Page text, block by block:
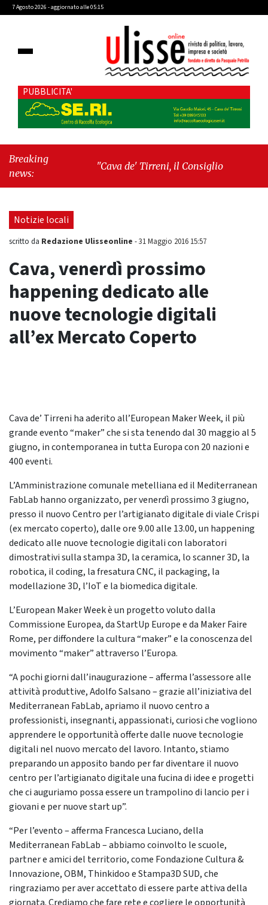
7 Agosto 2026 - aggiornato alle 05:15
PUBBLICITA'
Breaking
news:
"Cava de' Tirreni, il Consiglio comunale
Mare, giornata storica: la ceramica ammessa
Notizie locali
scritto da Redazione Ulisseonline -31 Maggio 2016 15:57
Cava, venerdì prossimo
happening dedicato alle
nuove tecnologie digitali
all’ex Mercato Coperto
Cava de’ Tirreni ha aderito all’European Maker Week, il più
grande evento “maker” che si sta tenendo dal 30 maggio al 5
giugno, in contemporanea in tutta Europa con 20 nazioni e
400 eventi.
L’Amministrazione comunale metelliana ed il Mediterranean
FabLab hanno organizzato, per venerdì prossimo 3 giugno,
presso il nuovo Centro per l’artigianato digitale di viale Crispi
(ex mercato coperto), dalle ore 9.00 alle 13.00, un happening
dedicato alle nuove tecnologie digitali con laboratori
dimostrativi sulla stampa 3D, la ceramica, lo scanner 3D, la
robotica, il coding, la fresatura CNC, il packaging, la
modellazione 3D, l’IoT e la biomedica digitale.
L’European Maker Week è un progetto voluto dalla
Commissione Europea, da StartUp Europe e da Maker Faire
Rome, per diffondere la cultura “maker” e la conoscenza del
movimento “maker” attraverso l’Europa.
“A pochi giorni dall’inaugurazione – afferma l’assessore alle
attività produttive, Adolfo Salsano – grazie all’iniziativa del
Mediterranean FabLab, apriamo il nuovo centro a
professionisti, insegnanti, appassionati, curiosi che vogliono
apprendere le opportunità offerte dalle nuove tecnologie
digitali nel nuovo mercato del lavoro. Intanto, stiamo
preparando un apposito bando per far diventare il nuovo
centro per l’artigianato digitale una fucina di idee e progetti
che ci auguriamo possa essere un trampolino di lancio per i
giovani e per nuove start up”.
“Per l’evento – afferma Francesca Luciano, della
Mediterranean FabLab – abbiamo coinvolto le scuole,
partner e amici del territorio, come Fondazione Cultura &
Innovazione, OBM, Thinkidoo e Stampa3D SUD, che
ringraziamo per aver accettato di essere parte attiva della